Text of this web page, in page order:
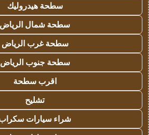
سطحة هيدروليك
سطحة شمال الرياض
سطحة غرب الرياض
سطحة جنوب الرياض
اقرب سطحة
تشليح
شراء سيارات